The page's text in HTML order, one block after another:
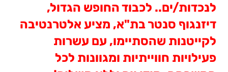
לנכדות/ים.. לכבוד החופש הגדול,
דיזנגוף סנטר בת"א, מציע אלטרנטיבה
לקייטנות שהסתיימו, עם עשרות
פעילויות חווייתיות ומגוונות לכל